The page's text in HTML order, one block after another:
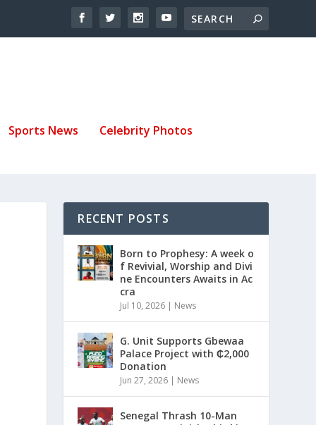
Sports News Celebrity Photos
RECENT POSTS
Born to Prophesy: A week o
f Revivial, Worship and Divi
ne Encounters Awaits in Ac
cra
Jul 10, 2026 | News
G. Unit Supports Gbewaa
Palace Project with ₵2,000
Donation
Jun 27, 2026 | News
Senegal Thrash 10-Man